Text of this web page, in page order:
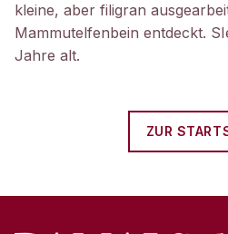
kleine, aber filigran
Mammutelfenbein entdeckt.
Jahre alt.
ZUR